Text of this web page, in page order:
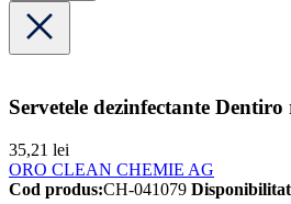
Servetele dezinfectante
35,21 lei
ORO CLEAN CHEMIE AG
Cod produs:CH-041079